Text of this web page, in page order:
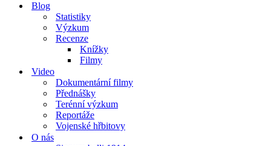
Blog
Statistiky
Výzkum
Recenze
Knížky
Filmy
Video
Dokumentární filmy
Přednášky
Terénní výzkum
Reportáže
Vojenské hřbitovy
O nás